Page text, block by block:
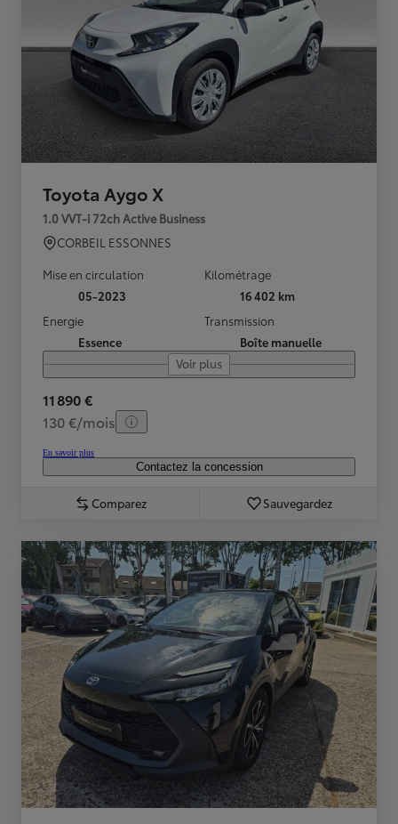
Toyota Aygo X
1.0 VVT-i 72ch Active Business
CORBEIL ESSONNES
Mise en circulation
05-2023
Kilométrage
16 402 km
Energie
Essence
Transmission
Boîte manuelle
Voir plus
11 890 €
130 €/mois
En savoir plus
Contactez la concession
Comparez Sauvegardez